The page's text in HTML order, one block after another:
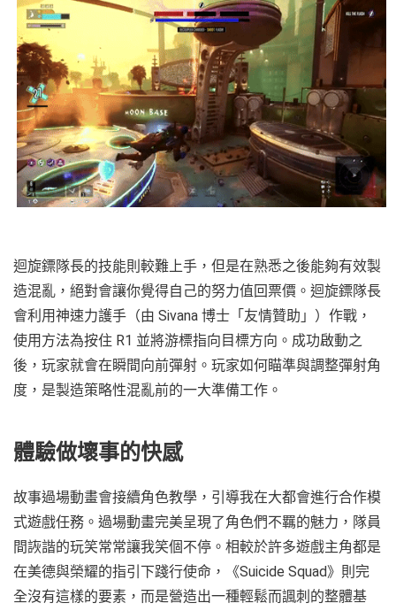
迴旋鏢隊長的技能則較難上手，但是在熟悉之後能夠有效製
造混亂，絕對會讓你覺得自己的努力值回票價。迴旋鏢隊長
會利用神速力護手（由 Sivana 博士「友情贊助」）作戰，
使用方法為按住 R1 並將游標指向目標方向。成功啟動之
後，玩家就會在瞬間向前彈射。玩家如何瞄準與調整彈射角
度，是製造策略性混亂前的一大準備工作。
體驗做壞事的快感
故事過場動畫會接續角色教學，引導我在大都會進行合作模
式遊戲任務。過場動畫完美呈現了角色們不羈的魅力，隊員
間詼諧的玩笑常常讓我笑個不停。相較於許多遊戲主角都是
在美德與榮耀的指引下踐行使命，《Suicide Squad》則完
全沒有這樣的要素，而是營造出一種輕鬆而諷刺的整體基